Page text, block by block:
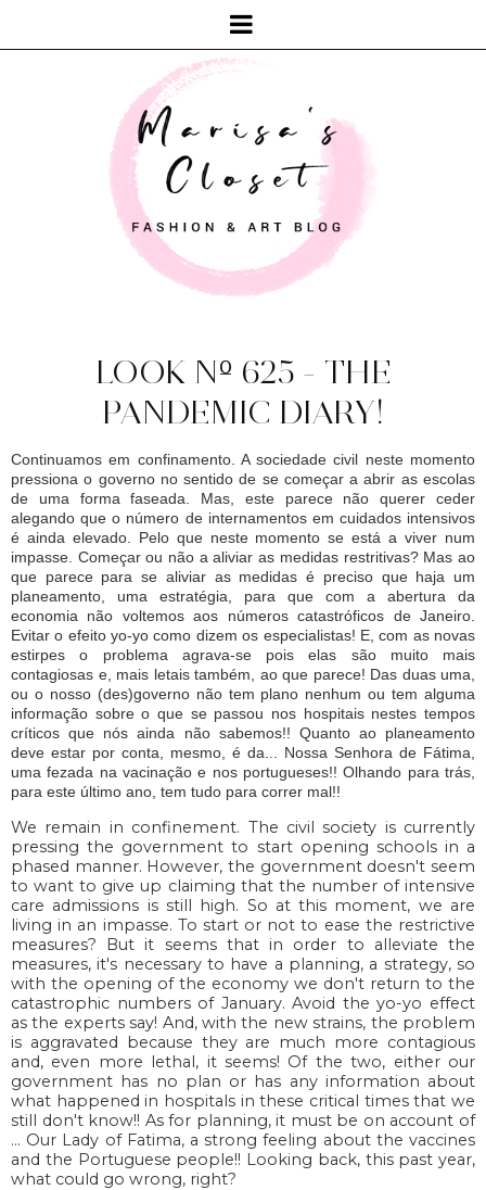
LOOK Nº 625 - THE
PANDEMIC DIARY!
Continuamos em confinamento. A sociedade civil neste momento
pressiona o governo no sentido de se começar a abrir as escolas
de uma forma faseada. Mas, este parece não querer ceder
alegando que o número de internamentos em cuidados intensivos
é ainda elevado. Pelo que neste momento se está a viver num
impasse. Começar ou não a aliviar as medidas restritivas? Mas ao
que parece para se aliviar as medidas é preciso que haja um
planeamento, uma estratégia, para que com a abertura da
economia não voltemos aos números catastróficos de Janeiro.
Evitar o efeito yo-yo como dizem os especialistas! E, com as novas
estirpes o problema agrava-se pois elas são muito mais
contagiosas e, mais letais também, ao que parece! Das duas uma,
ou o nosso (des)governo não tem plano nenhum ou tem alguma
informação sobre o que se passou nos hospitais nestes tempos
críticos que nós ainda não sabemos!! Quanto ao planeamento
deve estar por conta, mesmo, é da... Nossa Senhora de Fátima,
uma fezada na vacinação e nos portugueses!! Olhando para trás,
para este último ano, tem tudo para correr mal!!
We remain in confinement. The civil society is currently
pressing the government to start opening schools in a
phased manner. However, the government doesn't seem
to want to give up claiming that the number of intensive
care admissions is still high. So at this moment, we are
living in an impasse. To start or not to ease the restrictive
measures? But it seems that in order to alleviate the
measures, it's necessary to have a planning, a strategy, so
with the opening of the economy we don't return to the
catastrophic numbers of January. Avoid the yo-yo effect
as the experts say! And, with the new strains, the problem
is aggravated because they are much more contagious
and, even more lethal, it seems! Of the two, either our
government has no plan or has any information about
what happened in hospitals in these critical times that we
still don't know!! As for planning, it must be on account of
... Our Lady of Fatima, a strong feeling about the vaccines
and the Portuguese people!! Looking back, this past year,
what could go wrong, right?